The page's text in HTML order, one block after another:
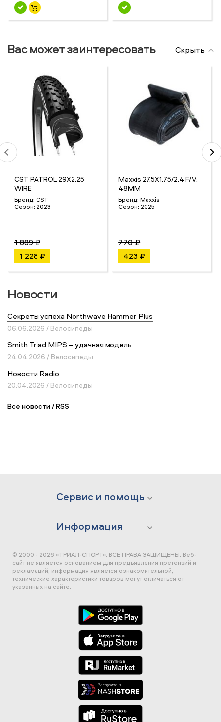
Вас может заинтересовать Скрыть
CST PATROL 29X2.25
WIRE
Бренд: CST
Сезон: 2023
1 889 ₽
1 228 ₽
Maxxis 27.5X1.75/2.4 F/V:
48MM
Бренд: Maxxis
Сезон: 2025
770 ₽
423 ₽
Новости
Секреты успеха Northwave Hammer Plus
06.06.2026 / Велосипеды
Smith Triad MIPS – удачная модель
24.04.2026 / Велосипеды
Новости Radio
20.04.2026 / Велосипеды
Все новости/RSS
Сервис и помощь
Информация
© 2000 - 2026 «ТРИАЛ-СПОРТ». ВСЕ ПРАВА ЗАЩИЩЕНЫ. Веб-
сайт не является основанием для предъявления претензий и
рекламаций, информация является ознакомительной,
технические характеристики товаров могут отличаться от
указанных на сайте.